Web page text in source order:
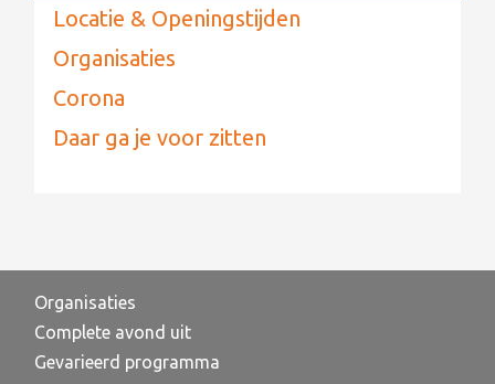
Locatie & Openingstijden
Organisaties
Corona
Daar ga je voor zitten
Organisaties
Complete avond uit
Gevarieerd programma